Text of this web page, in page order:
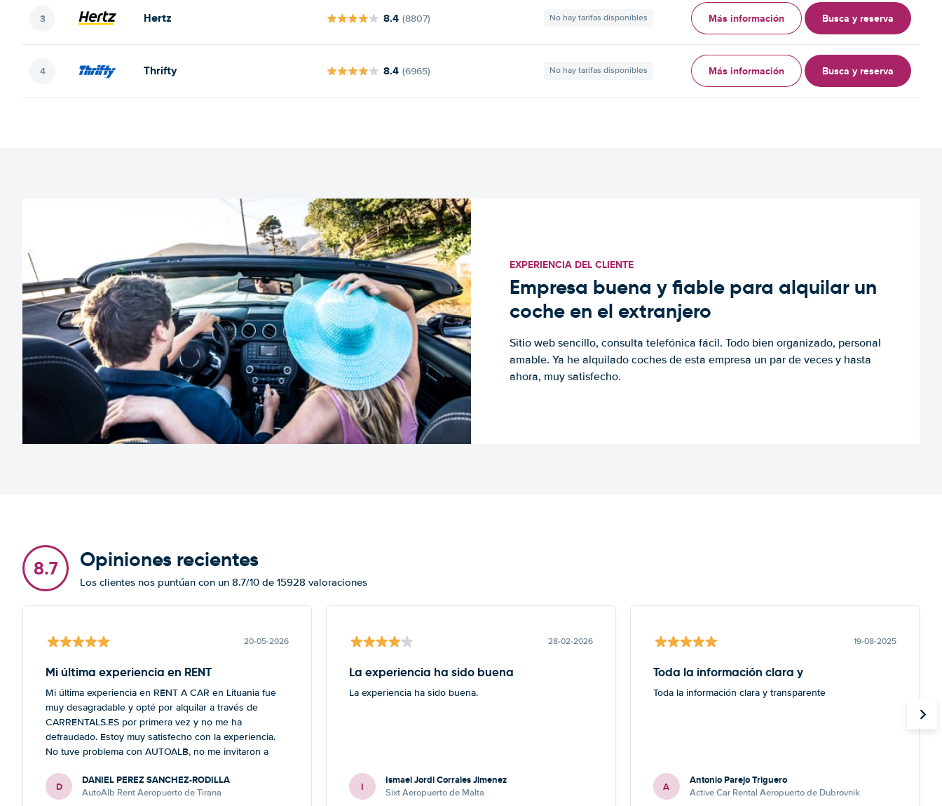
Hertz 8.4 (8807) No hay tarifas disponibles Más información Busca y reserva
Thrifty 8.4 (6965) No hay tarifas disponibles Más información Busca y reserva
EXPERIENCIA DEL CLIENTE
Empresa buena y fiable para alquilar un
coche en el extranjero
Sitio web sencillo, consulta telefónica fácil. Todo bien organizado, personal
amable. Ya he alquilado coches de esta empresa un par de veces y hasta
ahora, muy satisfecho.
8.7 Opiniones recientes
Los clientes nos puntúan con un 8.7/10 de 15928 valoraciones
20-05-2026
Mi última experiencia en RENT
Mi última experiencia en RENT A CAR en Lituania fue
muy desagradable y opté por alquilar a través de
CARRENTALS.ES por primera vez y no me ha
defraudado. Estoy muy satisfecho con la experiencia.
No tuve problema con AUTOALB, no me invitaron a
mis anteriores viajes nunca había alquilado con
CARRENTALS y si mi próximo viaje tengo opción
D DANIEL PEREZ SANCHEZ-RODILLA
AutoAlb Rent Aeropuerto de Tirana
28-02-2026
La experiencia ha sido buena
La experiencia ha sido buena.
I Ismael Jordi Corrales Jimenez
Sixt Aeropuerto de Malta
19-08-2025
Toda la información clara y
Toda la información clara y transparente
A Antonio Parejo Triguero
Active Car Rental Aeropuerto de Dubrovnik